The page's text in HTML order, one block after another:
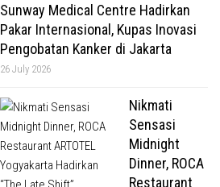
Sunway Medical Centre Hadirkan
Pakar Internasional, Kupas Inovasi
Pengobatan Kanker di Jakarta
26 July 2026
Nikmati
Sensasi
Midnight
Dinner, ROCA
Restaurant